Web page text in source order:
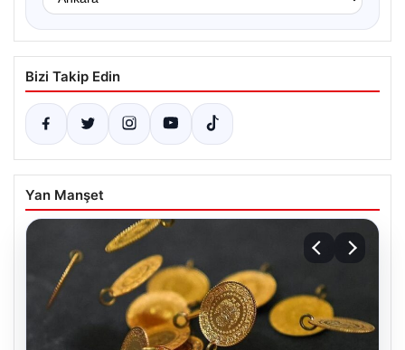
Bizi Takip Edin
Yan Manşet